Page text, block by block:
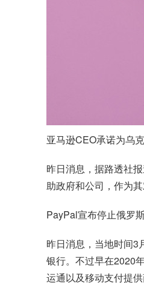
亚马逊CEO承诺为乌
昨日消息，据路透社
助政府和公司，作为
PayPal宣布停止俄罗
昨日消息，当地时间3
银行。不过早在2020
运通以及移动支付提